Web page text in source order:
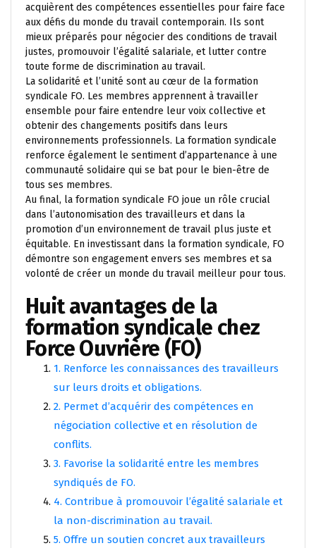
acquièrent des compétences essentielles pour faire face
aux défis du monde du travail contemporain. Ils sont
mieux préparés pour négocier des conditions de travail
justes, promouvoir l’égalité salariale, et lutter contre
toute forme de discrimination au travail.
La solidarité et l’unité sont au cœur de la formation
syndicale FO. Les membres apprennent à travailler
ensemble pour faire entendre leur voix collective et
obtenir des changements positifs dans leurs
environnements professionnels. La formation syndicale
renforce également le sentiment d’appartenance à une
communauté solidaire qui se bat pour le bien-être de
tous ses membres.
Au final, la formation syndicale FO joue un rôle crucial
dans l’autonomisation des travailleurs et dans la
promotion d’un environnement de travail plus juste et
équitable. En investissant dans la formation syndicale, FO
démontre son engagement envers ses membres et sa
volonté de créer un monde du travail meilleur pour tous.
Huit avantages de la
formation syndicale chez
Force Ouvrière (FO)
1. Renforce les connaissances des travailleurs
sur leurs droits et obligations.
2. Permet d’acquérir des compétences en
négociation collective et en résolution de
conflits.
3. Favorise la solidarité entre les membres
syndiqués de FO.
4. Contribue à promouvoir l’égalité salariale et
la non-discrimination au travail.
5. Offre un soutien concret aux travailleurs